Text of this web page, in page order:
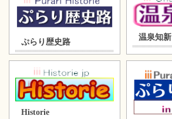
ぷらり歴史路
温泉知新
Historie